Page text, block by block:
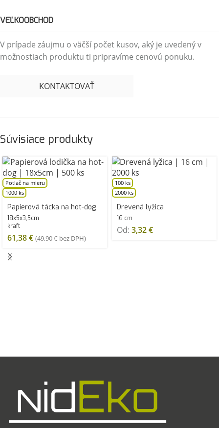
VEĽKOOBCHOD
V prípade záujmu o väčší počet kusov, aký je uvedený v
možnostiach produktu ti pripravíme cenovú ponuku.
KONTAKTOVAŤ
Súvisiace produkty
Potlač na mieru
1000 ks
Papierová tácka na hot-dog
18x5x3,5cm
kraft
61,38€ (49,90€ bez DPH)
100 ks
2000 ks
Drevená lyžica
16 cm
Od: 3,32€